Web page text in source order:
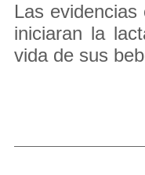
Las
iniciaran la
vida de sus